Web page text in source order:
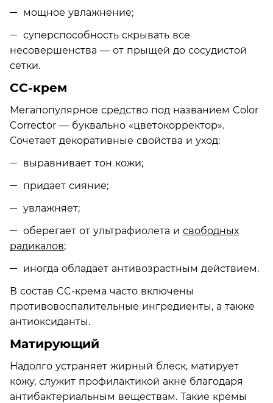
мощное увлажнение;
суперспособность скрывать все
несовершенства — от прыщей до сосудистой
сетки.
СС-крем
Мегапопулярное средство под названием Color
Corrector — буквально «цветокорректор».
Сочетает декоративные свойства и уход:
выравнивает тон кожи;
придает сияние;
увлажняет;
оберегает от ультрафиолета и свободных
радикалов;
иногда обладает антивозрастным действием.
В состав CC-крема часто включены
противовоспалительные ингредиенты, а также
антиоксиданты.
Матирующий
Надолго устраняет жирный блеск, матирует
кожу, служит профилактикой акне благодаря
антибактериальным веществам. Такие кремы